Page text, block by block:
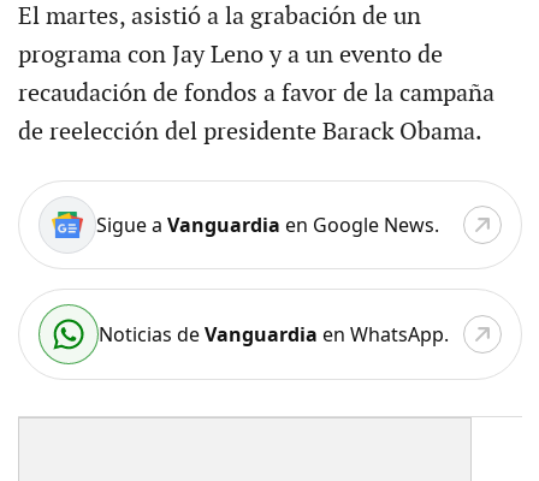
El martes, asistió a la grabación de un
programa con Jay Leno y a un evento de
recaudación de fondos a favor de la campaña
de reelección del presidente Barack Obama.
Sigue a Vanguardia en Google News.
Noticias deVanguardia en WhatsApp.